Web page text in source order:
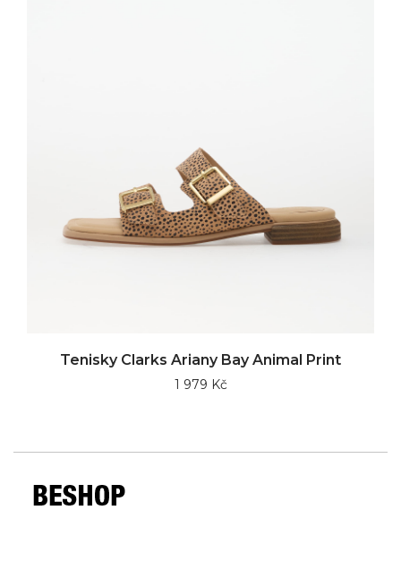
Tenisky Clarks Ariany Bay Animal Print
1 979 Kč